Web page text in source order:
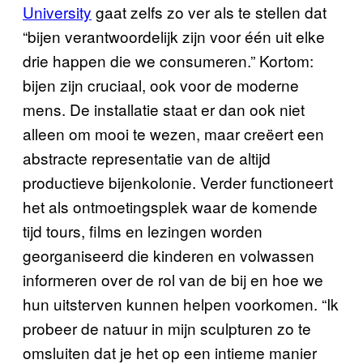
University gaat zelfs zo ver als te stellen dat
“bijen verantwoordelijk zijn voor één uit elke
drie happen die we consumeren.” Kortom:
bijen zijn cruciaal, ook voor de moderne
mens. De installatie staat er dan ook niet
alleen om mooi te wezen, maar creëert een
abstracte representatie van de altijd
productieve bijenkolonie. Verder functioneert
het als ontmoetingsplek waar de komende
tijd tours, films en lezingen worden
georganiseerd die kinderen en volwassen
informeren over de rol van de bij en hoe we
hun uitsterven kunnen helpen voorkomen. “Ik
probeer de natuur in mijn sculpturen zo te
omsluiten dat je het op een intieme manier